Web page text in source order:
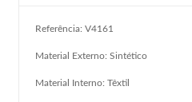
Referência: V4161
Material Externo: Sintético
Material Interno: Têxtil